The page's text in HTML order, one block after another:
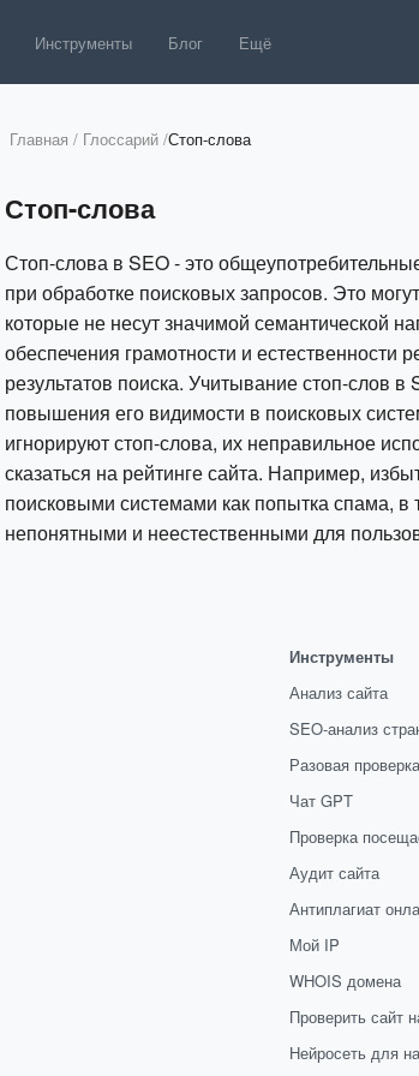
Инструменты Блог Ещё
Главная / Глоссарий /Стоп-слова
Стоп-слова
Стоп-слова в SEO - это
при обработке поисковых запросов. Это
которые не несут значимой семантической
обеспечения грамотности и
результатов поиска. Учитывание стоп-слов
повышения его видимости в поисковых
игнорируют стоп-слова, их неправильное
сказаться на рейтинге сайта. Например,
поисковыми системами как попытка спама, в
непонятными и неестественными для
Инструменты
Анализ сайта
SEO-анализ
Разовая
Чат GPT
Проверка
Аудит сайта
Антиплагиат
Мой IP
WHOIS домена
Проверить сайт
Нейросеть для